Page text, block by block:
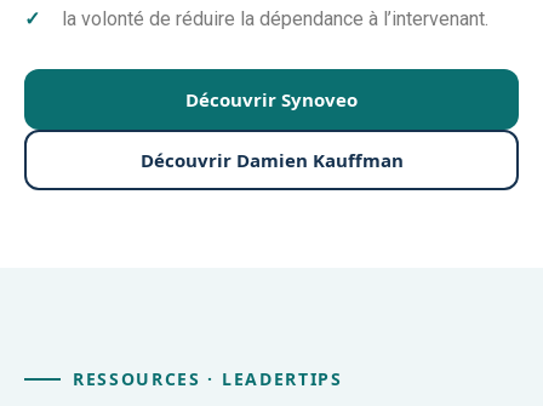
la volonté de réduire la dépendance à l’intervenant.
Découvrir Synoveo
Découvrir Damien Kauffman
RESSOURCES · LEADERTIPS